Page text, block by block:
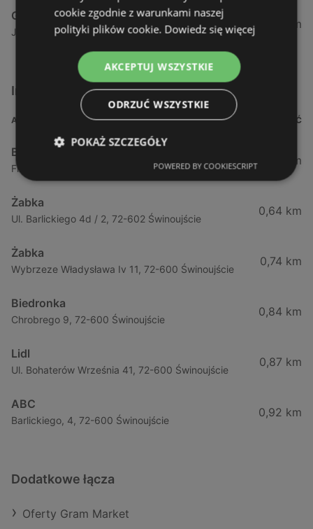
Gram Market
Jana Pawła Ii 38, 09-200 Sierpc
376,11 km
Inne sklepy Supermarkety w pobliżu
ADRES ODLEGŁOŚĆ
Biedronka
Fińska 4, 72-602 Świnoujście
0,23 km
Żabka
Ul. Barlickiego 4d / 2, 72-602 Świnoujście
0,64 km
Żabka
Wybrzeze Władysława Iv 11, 72-600 Świnoujście
0,74 km
Biedronka
Chrobrego 9, 72-600 Świnoujście
0,84 km
Lidl
Ul. Bohaterów Września 41, 72-600 Świnoujście
0,87 km
ABC
Barlickiego, 4, 72-600 Świnoujście
0,92 km
Dodatkowe łącza
Oferty Gram Market
cookie zgodnie z warunkami naszej
polityki plików cookie. Dowiedz się więcej
AKCEPTUJ WSZYSTKIE
ODRZUĆ WSZYSTKIE
POKAŻ SZCZEGÓŁY
POWERED BY COOKIESCRIPT